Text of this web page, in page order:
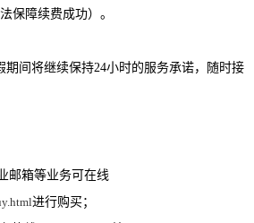
保障续费成功）。
期间将继续保持24小时的服务承诺，随时接
邮箱等业务可在线
进行购买；